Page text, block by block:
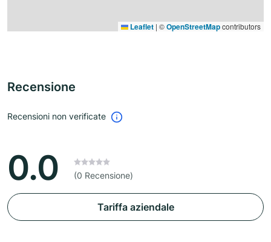
Leaflet | ©OpenStreetMapcontributors
Recensione
Recensioni non verificate
0.0 (0 Recensione)
Tariffa aziendale